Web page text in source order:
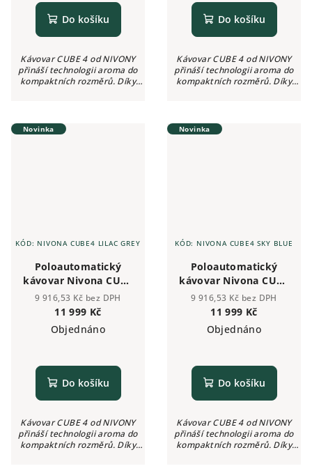
Do košíku
Kávovar CUBE 4 od NIVONY
přináší technologii aroma do
kompaktních rozměrů. Díky
Kávovar,...
Do košíku
Kávovar CUBE 4 od NIVONY
přináší technologii aroma do
kompaktních rozměrů. Díky
Kávovar,...
Novinka
Poloautomatický
kávovar Nivona CUBE
4 LILAC GREY
9 916,53 Kč bez DPH
11 999 Kč
Objednáno
Do košíku
Kávovar CUBE 4 od NIVONY
přináší technologii aroma do
kompaktních rozměrů. Díky
KÓD: NIVONA CUBE4 LILAC GREY
Novinka
Poloautomatický
kávovar Nivona CUBE
4 SKY BLUE
9 916,53 Kč bez DPH
11 999 Kč
Objednáno
Do košíku
Kávovar CUBE 4 od NIVONY
přináší technologii aroma do
kompaktních rozměrů. Díky
KÓD: NIVONA CUBE4 SKY BLUE